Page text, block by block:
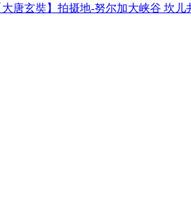
唐玄奘】拍摄地-努尔加大峡谷 坎儿